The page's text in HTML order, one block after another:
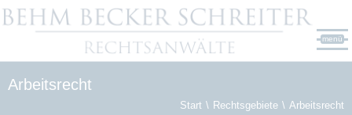
menü
Arbeitsrecht
Start Rechtsgebiete Arbeitsrecht